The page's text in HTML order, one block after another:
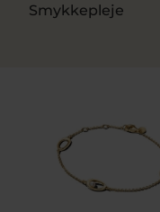
Smykkepleje